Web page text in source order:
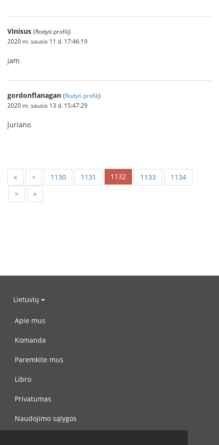
Vinisus (Rodyti profilį)
2020 m. sausis 11 d. 17:46:19
jam
gordonflanagan (Rodyti profilį)
2020 m. sausis 13 d. 15:47:29
ĵuriano
« < 1130 1131 1132 1133
1134
>
»
Lietuvių
Apie mus
Komanda
Paremkite mus
Libro
Privatumas
Naudojimo sąlygos